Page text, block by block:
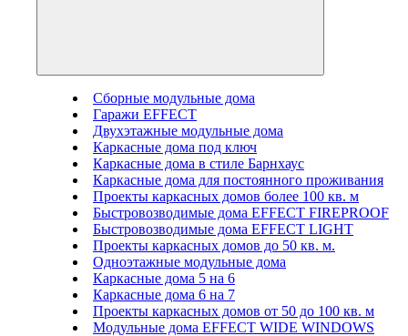
Сборные модульные дома
Гаражи EFFECT
Двухэтажные модульные дома
Каркасные дома под ключ
Каркасные дома в стиле Барнхаус
Каркасные дома для постоянного проживания
Проекты каркасных домов более 100 кв. м
Быстровозводимые дома EFFECT FIREPROOF
Быстровозводимые дома EFFECT LIGHT
Проекты каркасных домов до 50 кв. м.
Одноэтажные модульные дома
Каркасные дома 5 на 6
Каркасные дома 6 на 7
Проекты каркасных домов от 50 до 100 кв. м
Модульные дома EFFECT WIDE WINDOWS